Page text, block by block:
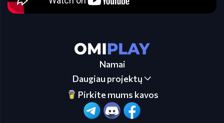
Namai
Daugiau projektų
Pirkite mums kavos